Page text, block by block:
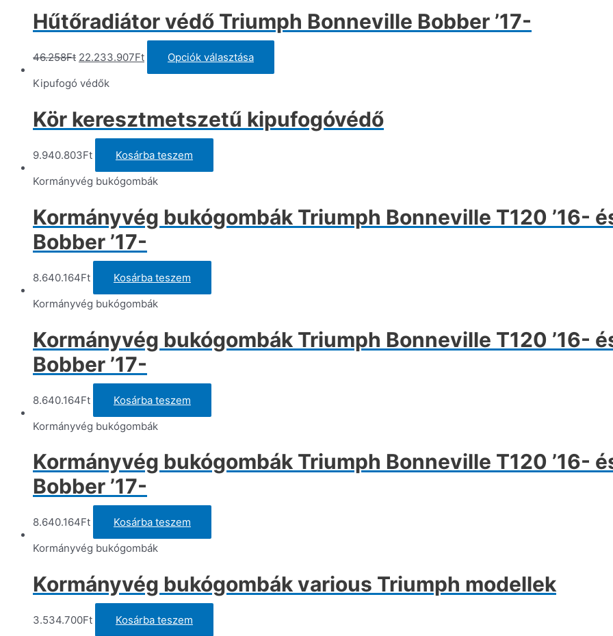
Hűtőradiátor védő Triumph Bonneville Bobber ’17-
46.258Ft Original
was:
22.233.907FtCurrent
price
Opciók választása
a
variációja
van.
Kipufogó védők
Kör keresztmetszetű kipufogóvédő
9.940.803Ft
Kosárba teszem
Kormányvég bukógombák
Kormányvég bukógombák Triumph Bonneville T120 ’16-
Bobber ’17-
8.640.164Ft
Kosárba teszem
Kormányvég bukógombák
Kormányvég bukógombák Triumph Bonneville T120 ’16-
Bobber ’17-
8.640.164Ft
Kosárba teszem
Kormányvég bukógombák
Kormányvég bukógombák Triumph Bonneville T120 ’16-
Bobber ’17-
8.640.164Ft
Kosárba teszem
Kormányvég bukógombák
Kormányvég bukógombák various Triumph modellek
3.534.700Ft
Kosárba teszem